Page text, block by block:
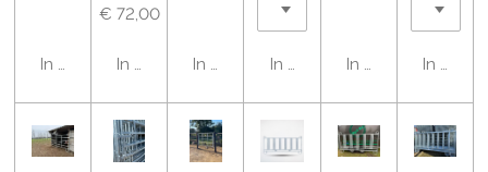
In winkelwagen
€ 72,00
In winkelwagenIn winkelwagenIn winkelwagenIn winkelwagen
In